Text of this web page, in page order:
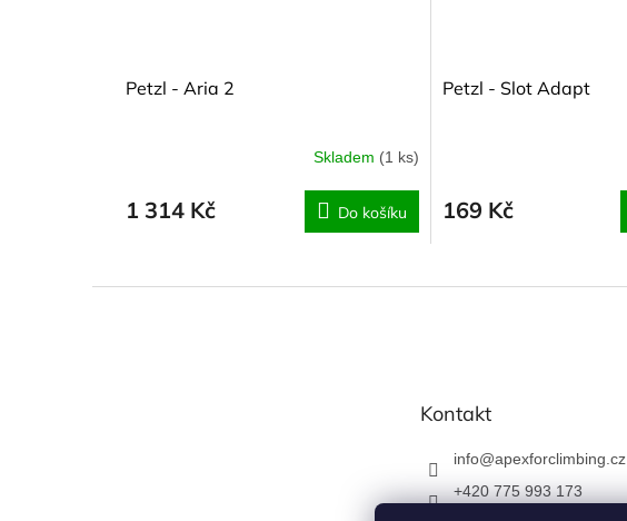
Petzl - Aria 2
Skladem (1 ks)
1 314 Kč Do košíku
Petzl - Slot Adapt
169 Kč
Kontakt
info@apexforclimbing.cz
+420 775 993 173